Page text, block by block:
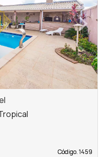
›
Next
Código. 1459
Código. 1459